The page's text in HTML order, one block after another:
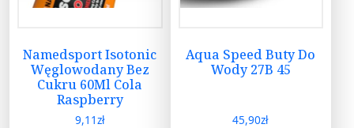
Namedsport Isotonic
Węglowodany Bez
Cukru 60Ml Cola
Raspberry
9,11zł
Aqua Speed Buty Do
Wody 27B 45
45,90zł